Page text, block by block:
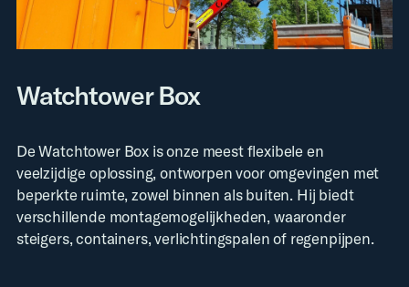
Watchtower Box
De Watchtower Box is onze meest flexibele en
veelzijdige oplossing, ontworpen voor omgevingen met
beperkte ruimte, zowel binnen als buiten. Hij biedt
verschillende montagemogelijkheden, waaronder
steigers, containers, verlichtingspalen of regenpijpen.